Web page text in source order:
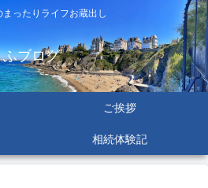
まったりライフお蔵出し
ふブログ
ご挨拶
相続体験記